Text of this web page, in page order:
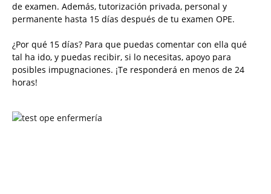
de examen. Además, tutorización privada, personal y
permanente hasta 15 días después de tu examen OPE.
¿Por qué 15 días? Para que puedas comentar con ella qué
tal ha ido, y puedas recibir, si lo necesitas, apoyo para
posibles impugnaciones. ¡Te responderá en menos de 24
horas!